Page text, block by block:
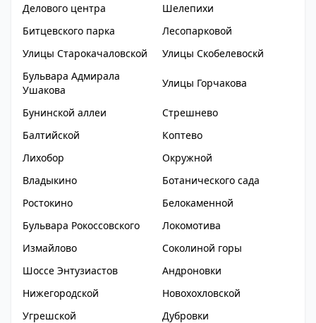
Делового центра
Шелепихи
Битцевского парка
Лесопарковой
Улицы Старокачаловской
Улицы Скобелевоскй
Бульвара Адмирала
Ушакова
Улицы Горчакова
Бунинской аллеи
Стрешнево
Балтийской
Коптево
Лихобор
Окружной
Владыкино
Ботанического сада
Ростокино
Белокаменной
Бульвара Рокоссовского
Локомотива
Измайлово
Соколиной горы
Шоссе Энтузиастов
Андроновки
Нижегородской
Новохохловской
Угрешской
Дубровки